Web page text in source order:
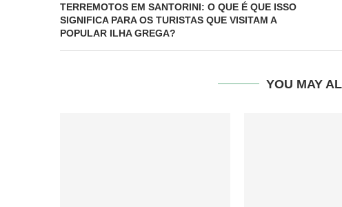
TERREMOTOS EM SANTORINI: O QUE É QUE ISSO
SIGNIFICA PARA OS TURISTAS QUE VISITAM A
POPULAR ILHA GREGA?
YOU MAY